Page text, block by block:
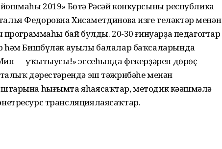
2019» Бөтә Рәсәй конкурсының республика
Федоровна Хисаметдинова изге теләктәр менән
программаһы бай булды. 20-30 ғинуарҙа педагогтар
hәм Бишбүләк ауылы балалар баҡсаларында
— уҡытыусы!» эссеһында фекерҙәрен дөрөҫ
дәрестәрендә эш тәжрибәһе менән
һығымта яһаясаҡтар, методик кәңәшмәлә
трансляциялаясаҡтар.